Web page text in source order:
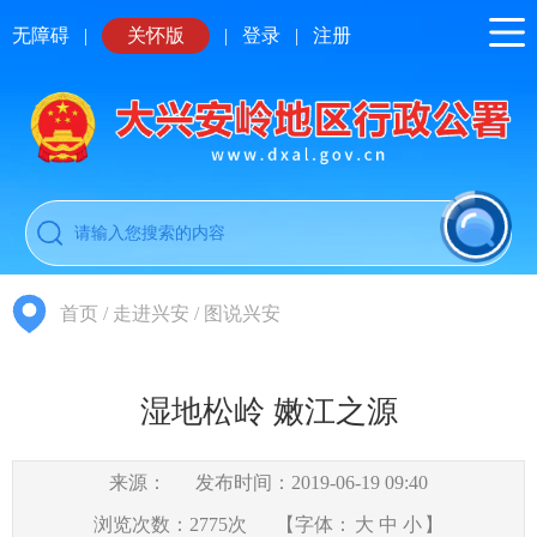
无障碍 | 关怀版 | 登录 | 注册
首页 / 走进兴安 / 图说兴安
湿地松岭 嫩江之源
来源： 发布时间：2019-06-19 09:40
浏览次数： 2775次 【字体： 大 中 小 】